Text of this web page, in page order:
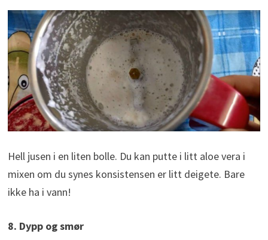
Hell jusen i en liten bolle. Du kan putte i litt aloe vera i
mixen om du synes konsistensen er litt deigete. Bare
ikke ha i vann!
8. Dypp og smør